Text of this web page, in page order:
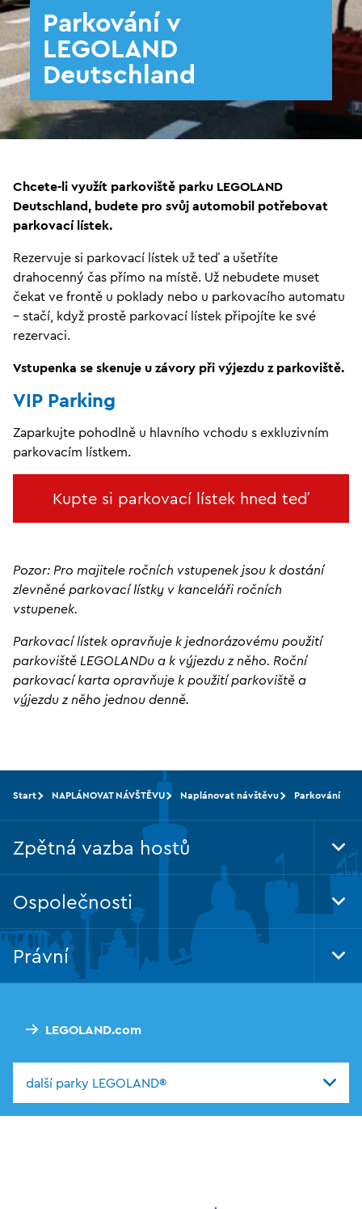
Parkování v
LEGOLAND
Deutschland
Chcete-li využít parkoviště parku LEGOLAND
Deutschland, budete pro svůj automobil potřebovat
parkovací lístek.
Rezervuje si parkovací lístek už teď a ušetříte
drahocenný čas přímo na místě. Už nebudete muset
čekat ve frontě u poklady nebo u parkovacího automatu
– stačí, když prostě parkovací lístek připojíte ke své
rezervaci.
Vstupenka se skenuje u závory při výjezdu z parkoviště.
VIP Parking
Zaparkujte pohodlně u hlavního vchodu s exkluzivním
parkovacím lístkem.
Kupte si parkovací lístek hned teď
Pozor: Pro majitele ročních vstupenek jsou k dostání
zlevněné parkovací lístky v kanceláři ročních
vstupenek.
Parkovací lístek opravňuje k jednorázovému použití
parkoviště LEGOLANDu a k výjezdu z něho. Roční
parkovací karta opravňuje k použití parkoviště a
výjezdu z něho jednou denně.
LEGOLAND.com
další parky LEGOLAND®
Start NAPLÁNOVAT NÁVŠTĚVU Naplánovat návštěvu Parkování
Zpětná vazba hostů
Ospolečnosti
Právní